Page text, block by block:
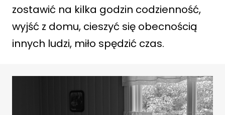
zostawić na kilka godzin codzienność,
wyjść z domu, cieszyć się obecnością
innych ludzi, miło spędzić czas.